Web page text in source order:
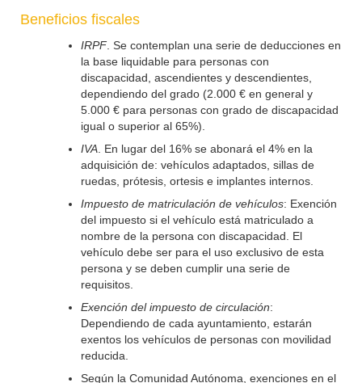
Beneficios fiscales
IRPF . Se contemplan una serie de deducciones en
la base liquidable para personas con
discapacidad, ascendientes y descendientes,
dependiendo del grado (2.000 € en general y
5.000 € para personas con grado de discapacidad
igual o superior al 65%).
IVA . En lugar del 16% se abonará el 4% en la
adquisición de: vehículos adaptados, sillas de
ruedas, prótesis, ortesis e implantes internos.
Impuesto de matriculación de vehículos: Exención
del impuesto si el vehículo está matriculado a
nombre de la persona con discapacidad. El
vehículo debe ser para el uso exclusivo de esta
persona y se deben cumplir una serie de
requisitos.
Exención del impuesto de circulación:
Dependiendo de cada ayuntamiento, estarán
exentos los vehículos de personas con movilidad
reducida.
Según la Comunidad Autónoma, exenciones en el